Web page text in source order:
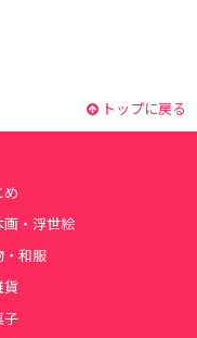
トップに戻る
め
画・浮世絵
・和服
貨
子